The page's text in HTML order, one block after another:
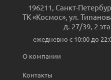
196211 Санкт-
ТК «Космос», ул.
д. 27/39, 2
ежедневно c 10:00 до
О компании
Контакты